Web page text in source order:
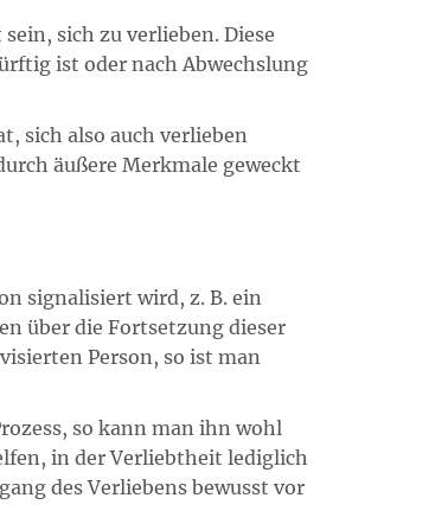
sich zu verlieben. Diese
ist oder nach Abwechslung
sich also auch verlieben
äußere Merkmale geweckt
signalisiert wird, z. B. ein
über die Fortsetzung dieser
Person, so ist man
so kann man ihn wohl
in der Verliebtheit lediglich
des Verliebens bewusst vor